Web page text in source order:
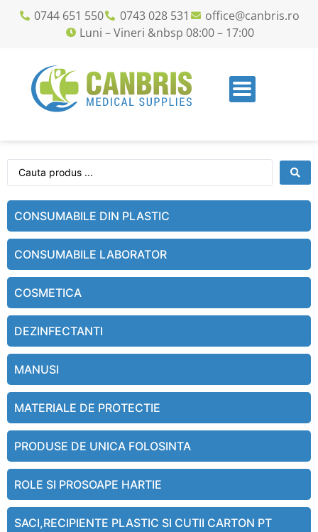
0744 651 550 0743 028 531
office@canbris.ro
Luni – Vineri &nbsp 08:00 – 17:00
CONSUMABILE DIN PLASTIC
CONSUMABILE LABORATOR
COSMETICA
DEZINFECTANTI
MANUSI
MATERIALE DE PROTECTIE
PRODUSE DE UNICA FOLOSINTA
ROLE SI PROSOAPE HARTIE
SACI,RECIPIENTE PLASTIC SI CUTII CARTON PT